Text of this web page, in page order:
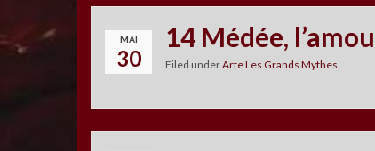
MAI
30
14 Médée,
Filed underArte Les Grands Mythes